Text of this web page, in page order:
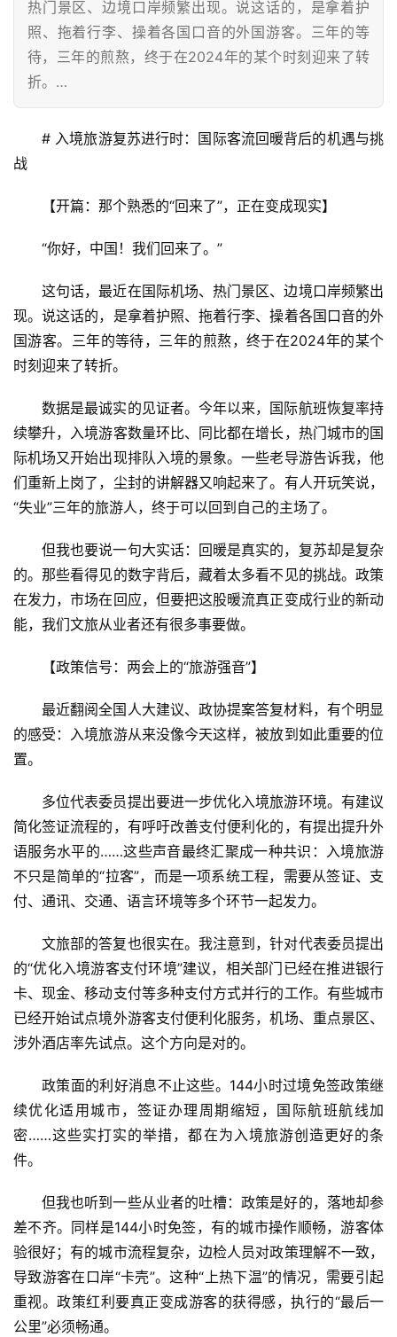
热门景区、边境口岸频繁出现。说这话的，是拿着护
照、拖着行李、操着各国口音的外国游客。三年的等
待，三年的煎熬，终于在2024年的某个时刻迎来了转
折。…
# 入境旅游复苏进行时：国际客流回暖背后的机遇与挑
战
【开篇：那个熟悉的“回来了”，正在变成现实】
“你好，中国！我们回来了。”
这句话，最近在国际机场、热门景区、边境口岸频繁出
现。说这话的，是拿着护照、拖着行李、操着各国口音的外
国游客。三年的等待，三年的煎熬，终于在2024年的某个
时刻迎来了转折。
数据是最诚实的见证者。今年以来，国际航班恢复率持
续攀升，入境游客数量环比、同比都在增长，热门城市的国
际机场又开始出现排队入境的景象。一些老导游告诉我，他
们重新上岗了，尘封的讲解器又响起来了。有人开玩笑说，
“失业”三年的旅游人，终于可以回到自己的主场了。
但我也要说一句大实话：回暖是真实的，复苏却是复杂
的。那些看得见的数字背后，藏着太多看不见的挑战。政策
在发力，市场在回应，但要把这股暖流真正变成行业的新动
能，我们文旅从业者还有很多事要做。
【政策信号：两会上的“旅游强音”】
最近翻阅全国人大建议、政协提案答复材料，有个明显
的感受：入境旅游从来没像今天这样，被放到如此重要的位
置。
多位代表委员提出要进一步优化入境旅游环境。有建议
简化签证流程的，有呼吁改善支付便利化的，有提出提升外
语服务水平的……这些声音最终汇聚成一种共识：入境旅游
不只是简单的“拉客”，而是一项系统工程，需要从签证、支
付、通讯、交通、语言环境等多个环节一起发力。
文旅部的答复也很实在。我注意到，针对代表委员提出
的“优化入境游客支付环境”建议，相关部门已经在推进银行
卡、现金、移动支付等多种支付方式并行的工作。有些城市
已经开始试点境外游客支付便利化服务，机场、重点景区、
涉外酒店率先试点。这个方向是对的。
政策面的利好消息不止这些。144小时过境免签政策继
续优化适用城市，签证办理周期缩短，国际航班航线加
密……这些实打实的举措，都在为入境旅游创造更好的条
件。
但我也听到一些从业者的吐槽：政策是好的，落地却参
差不齐。同样是144小时免签，有的城市操作顺畅，游客体
验很好；有的城市流程复杂，边检人员对政策理解不一致，
导致游客在口岸“卡壳”。这种“上热下温”的情况，需要引起
重视。政策红利要真正变成游客的获得感，执行的“最后一
公里”必须畅通。